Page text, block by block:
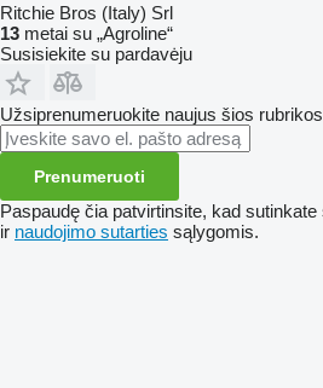
Ritchie Bros (Italy) Srl
13 metai su „Agroline“
Susisiekite su pardavėju
Užsiprenumeruokite naujus šios
Prenumeruoti
Paspaudę čia patvirtinsite, kad
ir naudojimo sutarties sąlygomis.